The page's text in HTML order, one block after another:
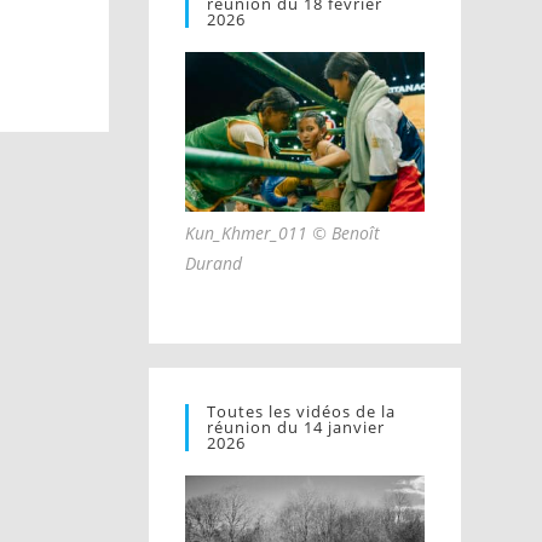
2026
Kun_Khmer_011 © Benoît
Durand
Toutes les vidéos de la
réunion du 14 janvier
2026